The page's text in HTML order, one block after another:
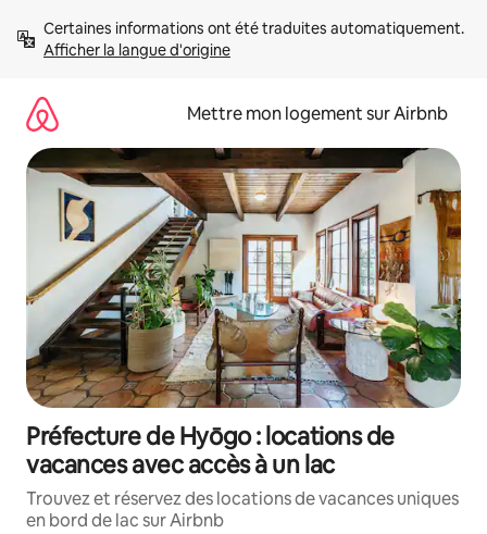
directement
Afficher la langue d'origine
Mettre mon logement sur Airbnb
Préfecture de Hyōgo : locations de
vacances avec accès à un lac
Trouvez et réservez des locations de vacances uniques
en bord de lac sur Airbnb